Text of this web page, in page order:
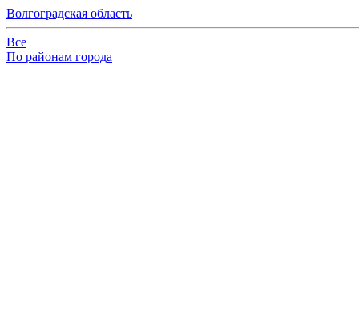
Волгоградская область
Все
По районам города